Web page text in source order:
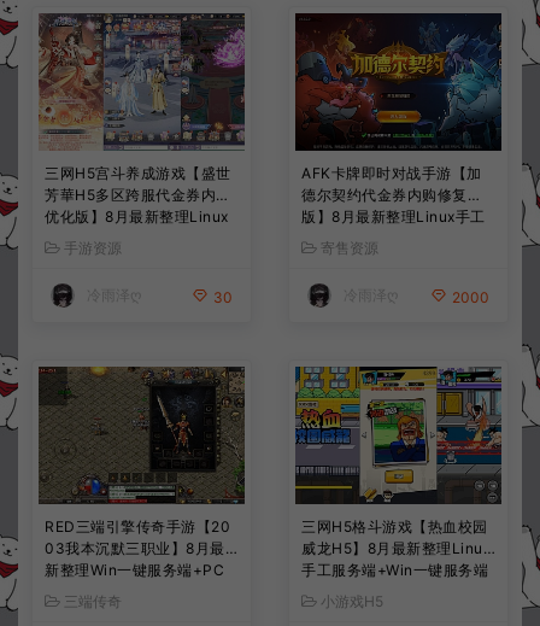
三网H5宫斗养成游戏【盛世
芳華H5多区跨服代金券内购
优化版】8月最新整理Linux
手工服务端+CDK授权后台
+全资源安卓+详细搭建教程
+视频教程
手游资源
冷雨泽ღ 30
AFK卡牌即时对战手游【加
德尔契约代金券内购修复
版】8月最新整理Linux手工
服务端+前后端全套源码+CD
K授权后台+安卓苹果双端
+详细搭建教程+视频教程
寄售资源
冷雨泽ღ 2000
RED三端引擎传奇手游【20
03我本沉默三职业】8月最
新整理Win一键服务端+PC
安卓+详细搭建教程
三端传奇
三网H5格斗游戏【热血校园
威龙H5】8月最新整理Linux
手工服务端+Win一键服务端
+解压即玩+简易安卓客户端
+详细搭建教程
小游戏H5